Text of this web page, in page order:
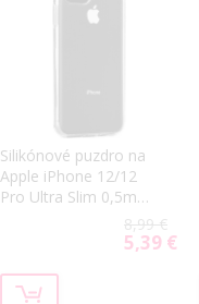
Silikónové puzdro na
Apple iPhone 12/12
Pro Ultra Slim 0,5mm
8,99 €
Special
5,39 €